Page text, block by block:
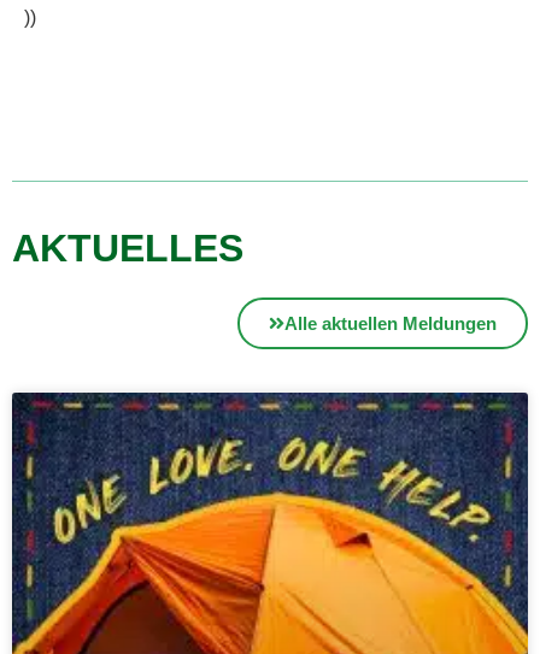
))
AKTUELLES
Alle aktuellen Meldungen